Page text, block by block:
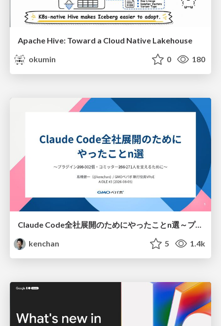
Apache Hive: Toward a Cloud Native Lakehouse
okumin
0 180
Claude Code全社展開のためにやったことn選～プラグイン302個・コミッター271人を支えるために～
kenchan
5 1.4k